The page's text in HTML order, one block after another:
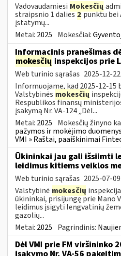
Vadovaudamiesi Mokesčių
straipsnio 1 dalies2punktu bei
įstatymų...
Metai: 2025 Mokesčiai:
Informacinis pranešimas
mokesčių inspekcijos prie
Web turinio sąrašas 2025-12-22
Informuojame, kad 2025-12-15
Valstybinės mokesčių
Respublikos finansų
įsakymą Nr. VA-124 „Dėl...
Metai: 2025 Mokesčių žinyno
pažymos ir mokėjimo
VMI » Raštai, paaiškinimai
Ūkininkai jau gali išsiimti
leidimus kitiems veiklos
Web turinio sąrašas 2025-07-09
Valstybinė mokesčių
ūkininkai, prisijungę prie Mano
leidimus įsigyti lengvatinių
gazolių...
Metai: 2025 Pagrindinis:
Dėl VMI prie FM viršininko
įsakymo Nr. VA-56